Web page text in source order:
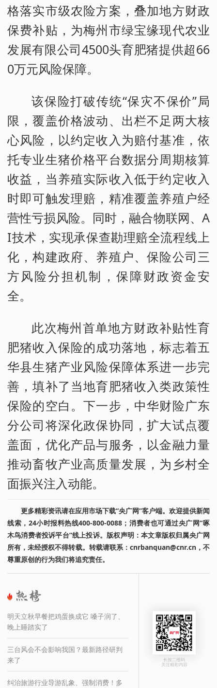
格落实市级农险方案，叠加地方财政
保费补贴，为梅州市绿宝缘现代农业
发展有限公司4500头育肥猪提供超66
0万元风险保障。
该保险打破传统“保灾不保价”局
限，覆盖价格波动、出栏不足两大核
心风险，以约定收入为赔付基准，依
托专业生猪价格平台数据分周期核算
收益，当养殖实际收入低于约定收入
时即可触发理赔，精准覆盖养殖户经
营性亏损风险。同时，融合物联网、A
I技术，实现承保查勘理赔全流程线上
化，构建政府、养殖户、保险公司三
方风险分担机制，保障财政资金安
全。
此次梅州首单地方财政补贴性育
肥猪收入保险的成功落地，标志着五
华县生猪产业风险保障体系进一步完
善，填补了当地育肥猪收入类政策性
保险的空白。下一步，中华财险广东
分公司将深化政保协同，扩大试点覆
盖面，优化产品与服务，以金融力量
推动畜牧产业高质量发展，为乡村全
面振兴注入动能。
更多精彩资讯请在应用市场下载“央广网”客户端。欢迎提供新闻
线索，24小时报料热线400-800-0088；消费者也可通过央广网“啄
木鸟消费者投诉平台”线上投诉。版权声明：本文章版权归属央广网
所有，未经授权不得转载。转载请联系：cnrbanquan@cnr.cn，不
尊重原创的行为我们将追究责任。
明天立秋早餐把鸡蛋换成它 嗓子润了、
晚上睡踏实了
三台风会不会影响我国？最新路径研判
来了
纠治旅游行业导游乱象、强制消费！多
长按二维码
关注精彩内容